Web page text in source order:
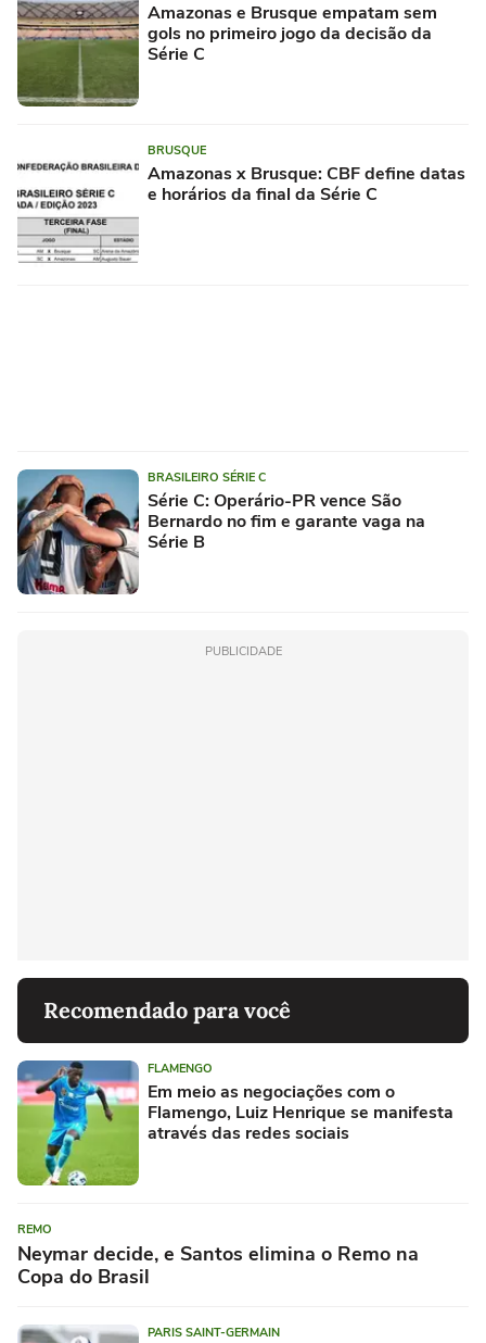
Amazonas e Brusque empatam sem
gols no primeiro jogo da decisão da
Série C
BRUSQUE
Amazonas x Brusque: CBF define datas
e horários da final da Série C
BRASILEIRO SÉRIE C
Série C: Operário-PR vence São
Bernardo no fim e garante vaga na
Série B
PUBLICIDADE
Recomendado para você
FLAMENGO
Em meio as negociações com o
Flamengo, Luiz Henrique se manifesta
através das redes sociais
REMO
Neymar decide, e Santos elimina o Remo na
Copa do Brasil
PARIS SAINT-GERMAIN